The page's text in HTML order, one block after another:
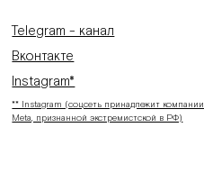
Telegram - канал
Вконтакте
Instagram*
** Instagram (соцсеть принадлежит компании
Meta, признанной экстремистской в РФ)